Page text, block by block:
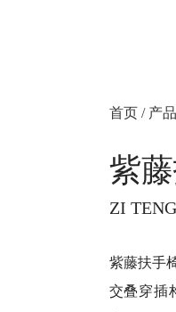
首页 / 产品
紫
ZI
紫藤扶手
交叠穿插